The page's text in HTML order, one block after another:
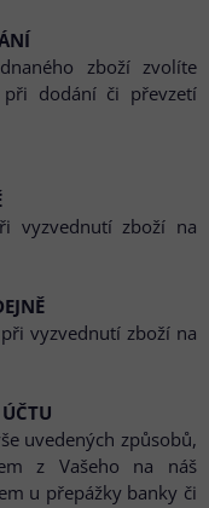
zboží zvolíte
při dodání či převzetí
vyzvednutí zboží na
vyzvednutí zboží na
uvedených způsobů,
z Vašeho na náš
u přepážky banky či